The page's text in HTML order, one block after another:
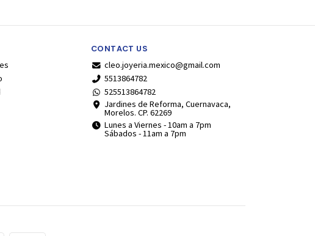
CONTACT US
cleo.joyeria.mexico@gmail.com
5513864782
525513864782
Jardines de Reforma, Cuernavaca,
Morelos. CP. 62269
Lunes a Viernes - 10am a 7pm
Sábados - 11am a 7pm